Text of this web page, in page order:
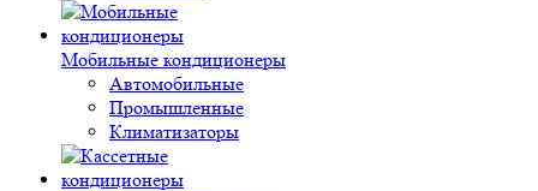
Мобильные кондиционеры
Автомобильные
Промышленные
Климатизаторы